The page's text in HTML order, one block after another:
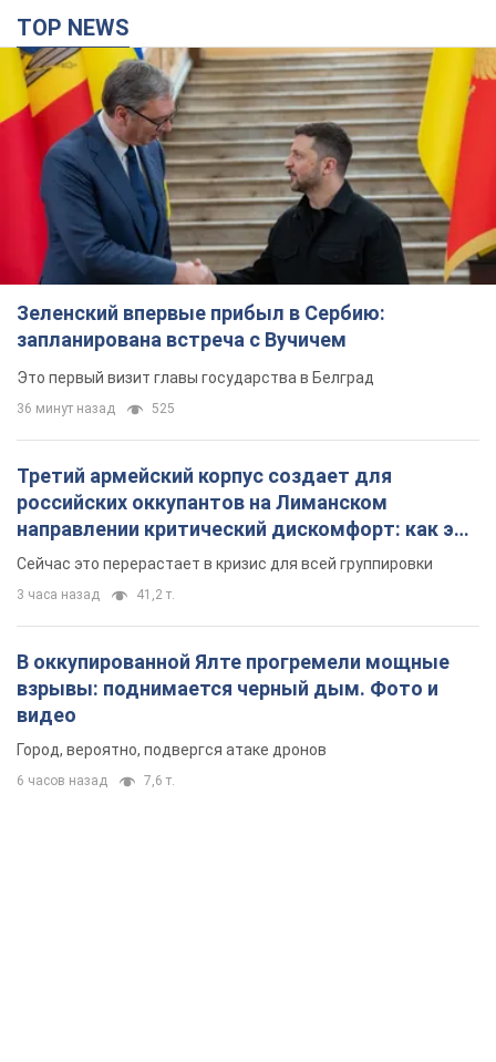
TOP NEWS
Зеленский впервые прибыл в Сербию:
запланирована встреча с Вучичем
Это первый визит главы государства в Белград
36 минут назад 525
Третий армейский корпус создает для
российских оккупантов на Лиманском
направлении критический дискомфорт: как это
удалось
Сейчас это перерастает в кризис для всей группировки
3 часа назад 41,2 т.
В оккупированной Ялте прогремели мощные
взрывы: поднимается черный дым. Фото и
видео
Город, вероятно, подвергся атаке дронов
6 часов назад 7,6 т.